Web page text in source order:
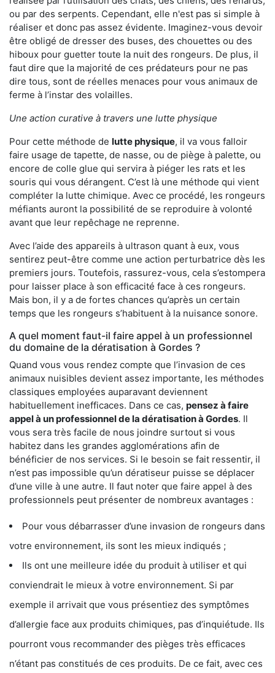
ou par des serpents. Cependant, elle n'est pas si simple à
réaliser et donc pas assez évidente. Imaginez-vous devoir
être obligé de dresser des buses, des chouettes ou des
hiboux pour guetter toute la nuit des rongeurs. De plus, il
faut dire que la majorité de ces prédateurs pour ne pas
dire tous, sont de réelles menaces pour vous animaux de
ferme à l’instar des volailles.
Une action curative à travers une lutte physique
Pour cette méthode de lutte physique, il va vous falloir
faire usage de tapette, de nasse, ou de piège à palette, ou
encore de colle glue qui servira à piéger les rats et les
souris qui vous dérangent. C’est là une méthode qui vient
compléter la lutte chimique. Avec ce procédé, les rongeurs
méfiants auront la possibilité de se reproduire à volonté
avant que leur repêchage ne reprenne.
Avec l’aide des appareils à ultrason quant à eux, vous
sentirez peut-être comme une action perturbatrice dès les
premiers jours. Toutefois, rassurez-vous, cela s’estompera
pour laisser place à son efficacité face à ces rongeurs.
Mais bon, il y a de fortes chances qu’après un certain
temps que les rongeurs s’habituent à la nuisance sonore.
A quel moment faut-il faire appel à un professionnel
du domaine de la dératisation à Gordes ?
Quand vous vous rendez compte que l’invasion de ces
animaux nuisibles devient assez importante, les méthodes
classiques employées auparavant deviennent
habituellement inefficaces. Dans ce cas, pensez à faire
appel à un professionnel de la dératisation à Gordes. Il
vous sera très facile de nous joindre surtout si vous
habitez dans les grandes agglomérations afin de
bénéficier de nos services. Si le besoin se fait ressentir, il
n’est pas impossible qu’un dératiseur puisse se déplacer
d’une ville à une autre. Il faut noter que faire appel à des
professionnels peut présenter de nombreux avantages :
Pour vous débarrasser d’une invasion de rongeurs dans
votre environnement, ils sont les mieux indiqués ;
Ils ont une meilleure idée du produit à utiliser et qui
conviendrait le mieux à votre environnement. Si par
exemple il arrivait que vous présentiez des symptômes
d’allergie face aux produits chimiques, pas d’inquiétude. Ils
pourront vous recommander des pièges très efficaces
n’étant pas constitués de ces produits. De ce fait, avec ces